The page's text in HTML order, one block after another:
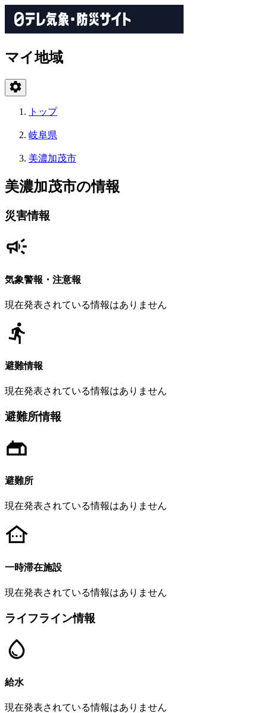
マイ地域
トップ
岐阜県
美濃加茂市
美濃加茂市の情報
災害情報
気象警報・注意報
現在発表されている情報はありません
避難情報
現在発表されている情報はありません
避難所情報
避難所
現在発表されている情報はありません
一時滞在施設
現在発表されている情報はありません
ライフライン情報
給水
現在発表されている情報はありません